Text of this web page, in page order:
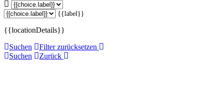
{{label}}
{{locationDetails}}
Suchen
Filter zurücksetzen
Suchen
Zurück